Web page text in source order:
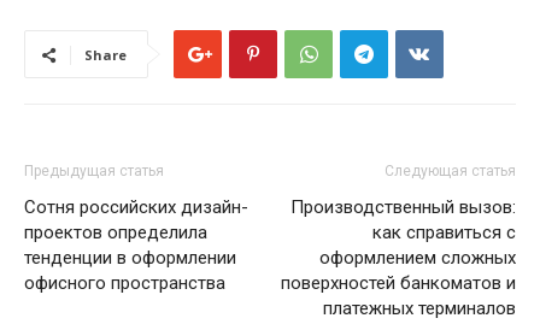
Share
Предыдущая статья
Сотня российских дизайн-
проектов определила
тенденции в оформлении
офисного пространства
Следующая статья
Производственный вызов:
как справиться с
оформлением сложных
поверхностей банкоматов и
платежных терминалов